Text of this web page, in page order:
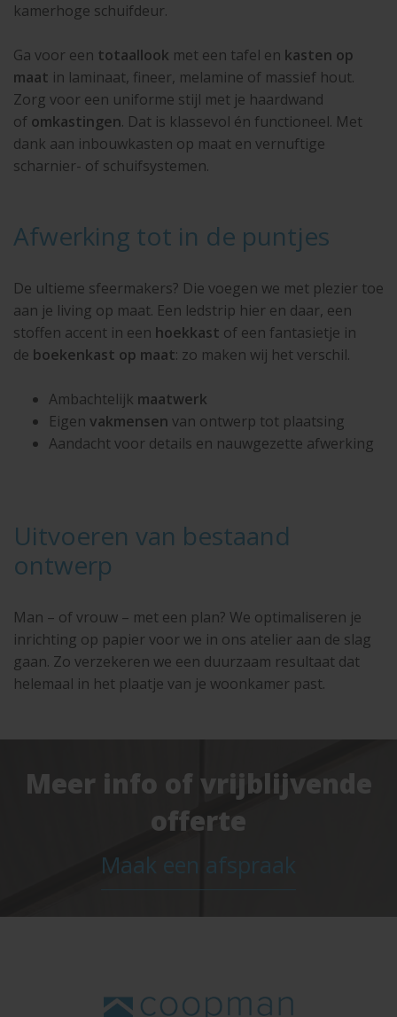
kamerhoge schuifdeur.
Ga voor een totaallook met een tafel en kasten op
maat in laminaat, fineer, melamine of massief hout.
Zorg voor een uniforme stijl met je haardwand
of omkastingen. Dat is klassevol én functioneel. Met
dank aan inbouwkasten op maat en vernuftige
scharnier- of schuifsystemen.
Afwerking tot in de puntjes
De ultieme sfeermakers? Die voegen we met plezier toe
aan je living op maat. Een ledstrip hier en daar, een
stoffen accent in een hoekkast of een fantasietje in
de boekenkast op maat: zo maken wij het verschil.
Ambachtelijk maatwerk
Eigen vakmensen van ontwerp tot plaatsing
Aandacht voor details en nauwgezette afwerking
Uitvoeren van bestaand
ontwerp
Man – of vrouw – met een plan? We optimaliseren je
inrichting op papier voor we in ons atelier aan de slag
gaan. Zo verzekeren we een duurzaam resultaat dat
helemaal in het plaatje van je woonkamer past.
Meer info of vrijblijvende
offerte
Maak een afspraak